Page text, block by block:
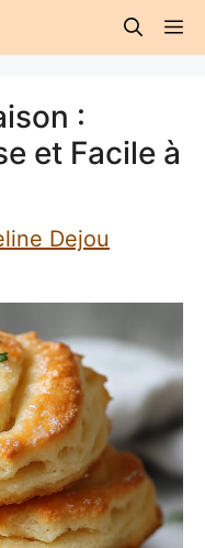
:
et Facile à
Dejou